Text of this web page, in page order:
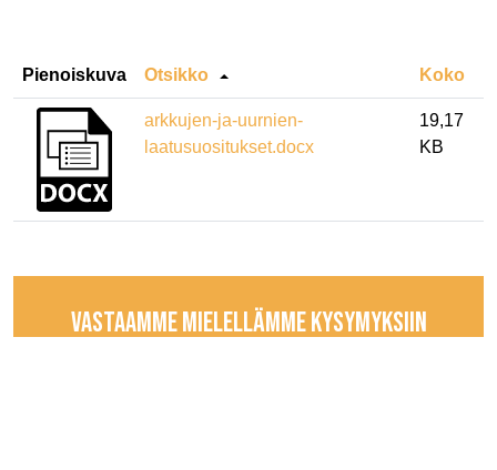
Pienoiskuva Otsikko Koko
arkkujen-ja-uurnien-
laatusuositukset.docx
19,17
KB
VASTAAMME MIELELLÄMME KYSYMYKSIIN